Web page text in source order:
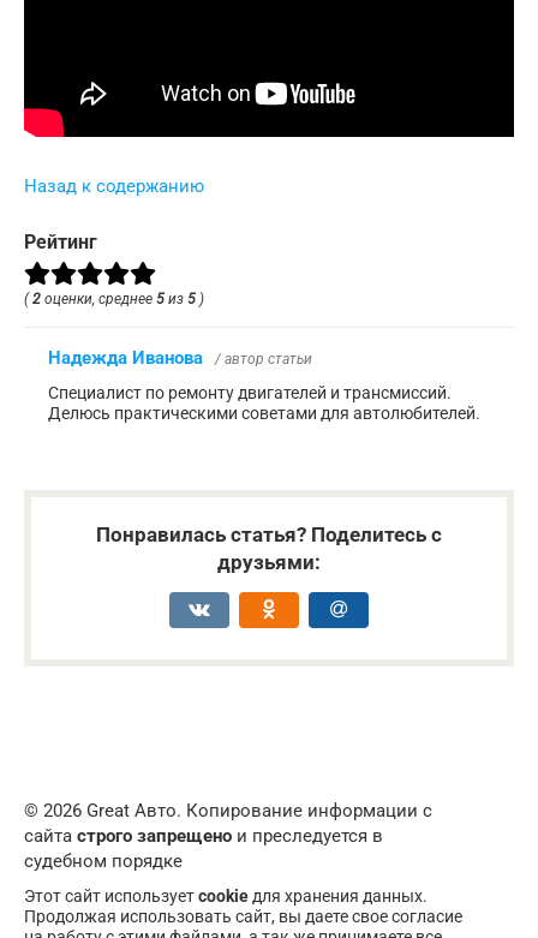
Назад к содержанию
Рейтинг
(2 оценки, среднее 5 из 5 )
Надежда Иванова / автор статьи
Специалист по ремонту двигателей и трансмиссий.
Делюсь практическими советами для автолюбителей.
Понравилась статья? Поделитесь с
друзьями:
© 2026 Great Авто. Копирование информации с
сайта строго запрещено и преследуется в
судебном порядке
Этот сайт используетcookie для хранения данных.
Продолжая использовать сайт, вы даете свое согласие